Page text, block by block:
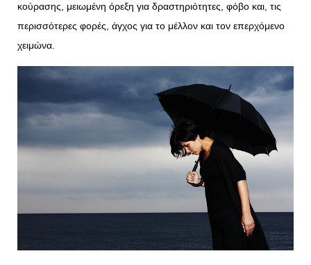
κούρασης, μειωμένη όρεξη για δραστηριότητες, φόβο και, τις
περισσότερες φορές, άγχος για το μέλλον και τον επερχόμενο
χειμώνα.